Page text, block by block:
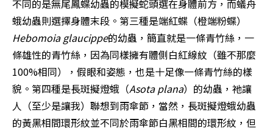
不同的是無尾鳳蝶幼蟲的模擬蛇頭選在身體前方，而蟻舟
蛾幼蟲則選擇身體末段。第三種是端紅蝶（橙端粉蝶）
Hebomoia glaucippe的幼蟲，簡直就是一條青竹絲，一
條雄性的青竹絲，因為同樣擁有體側白紅線紋（雖不那麼
100%相同），假眼和姿態，也是十足像一條青竹絲的樣
貌。第四種是長斑擬燈蛾（Asota plana）的幼蟲，祂讓
人（至少是讓我）聯想到雨傘節，當然，長斑擬燈蛾幼蟲
的黃黑相間環形紋並不同於雨傘節白黑相間的環形紋，但